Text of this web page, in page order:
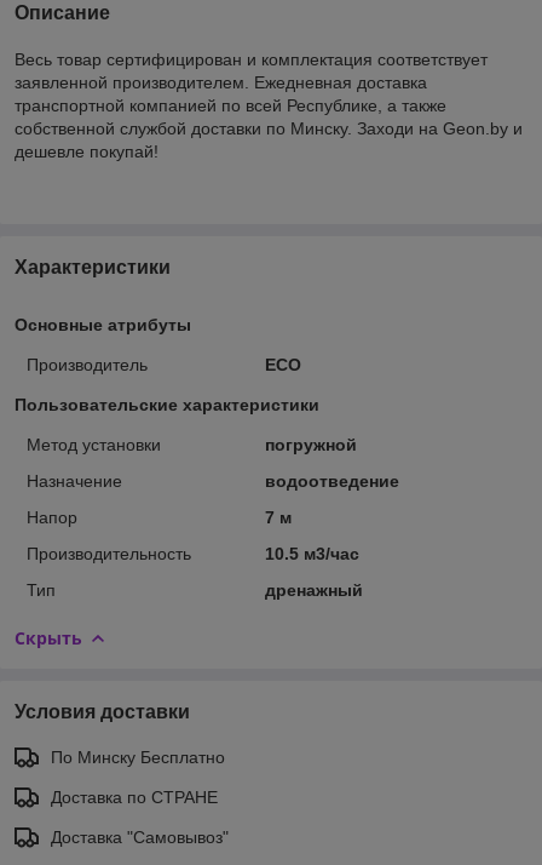
Описание
Весь товар сертифицирован и комплектация соответствует
заявленной производителем. Ежедневная доставка
транспортной компанией по всей Республике, а также
собственной службой доставки по Минску. Заходи на Geon.by и
дешевле покупай!
Характеристики
Основные атрибуты
Производитель ECO
Пользовательские характеристики
Метод установки
погружной
Назначение
водоотведение
Напор
7 м
Производительность
10.5 м3/час
Тип
дренажный
Скрыть
Условия доставки
По Минску Бесплатно
Доставка по СТРАНЕ
Доставка "Самовывоз"